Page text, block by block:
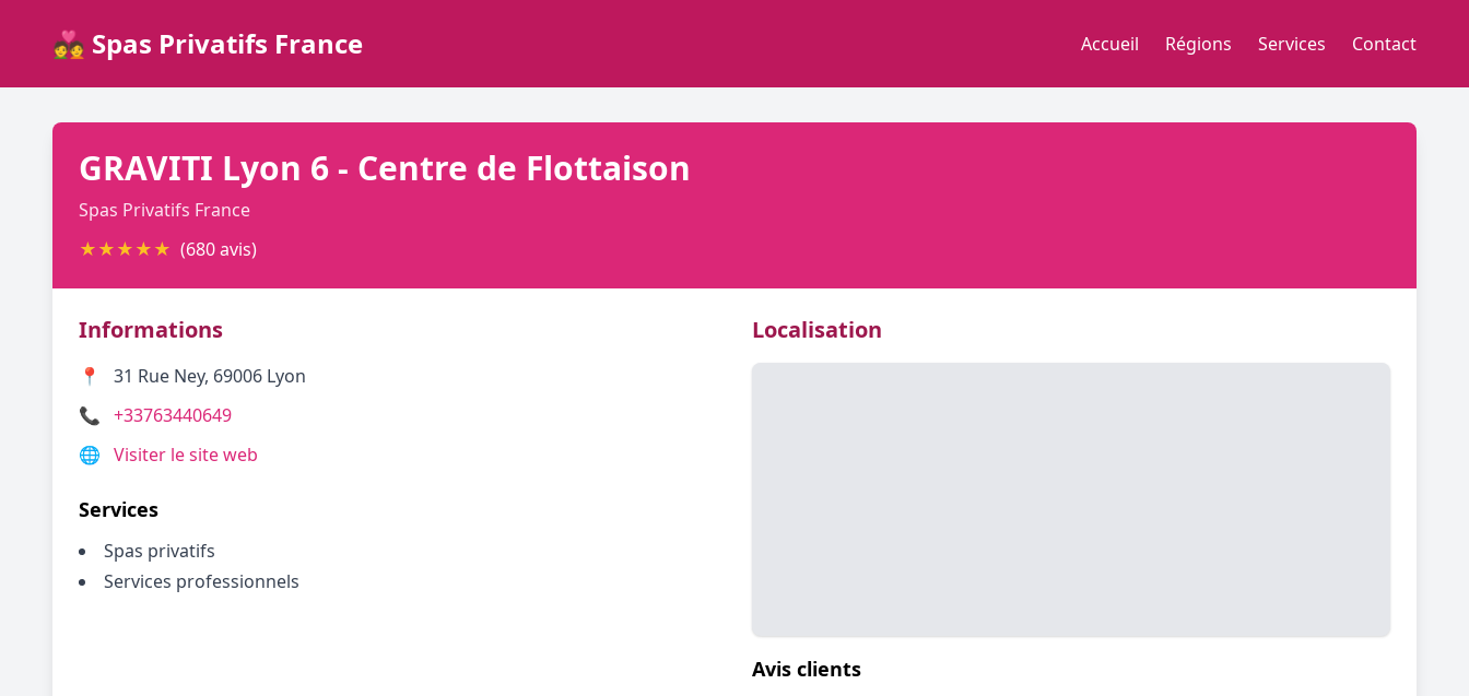
💑 Spas Privatifs France Accueil Régions Services Contact
GRAVITI Lyon 6 - Centre de Flottaison
Spas Privatifs France
★★★★★ (680 avis)
Informations
📍
31 Rue Ney, 69006 Lyon
📞 +33763440649
🌐 Visiter le site web
Services
Spas privatifs
Services professionnels
Localisation
Avis clients